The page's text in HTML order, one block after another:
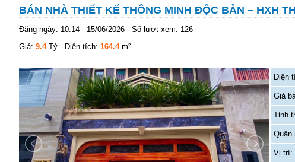
BÁN NHÀ THIẾT KẾ THÔNG MINH ĐỘC BẢN – HXH
Đăng ngày: 10:14 - 15/06/2026 - Số lượt xem: 126
Giá: 9.4Tỷ - Diện tích: 164.4m²
Diện
Giá
Tỉnh
Quận
Vị trí: